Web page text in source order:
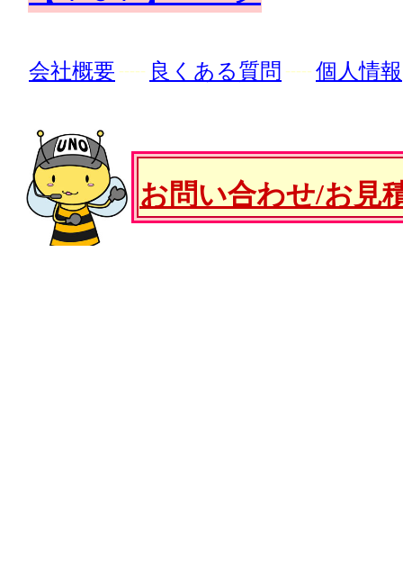
会社概要 ----- 良くある質問 ----- 個人情報
お問い合わせ/お見